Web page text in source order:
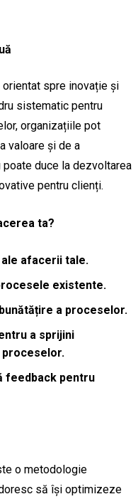
orientat spre inovație și
sistematic pentru
organizațiile pot
valoare și de a
duce la dezvoltarea
pentru clienți.
ta?
afacerii tale.
existente.
a proceselor.
a sprijini
feedback pentru
o metodologie
să își optimizeze